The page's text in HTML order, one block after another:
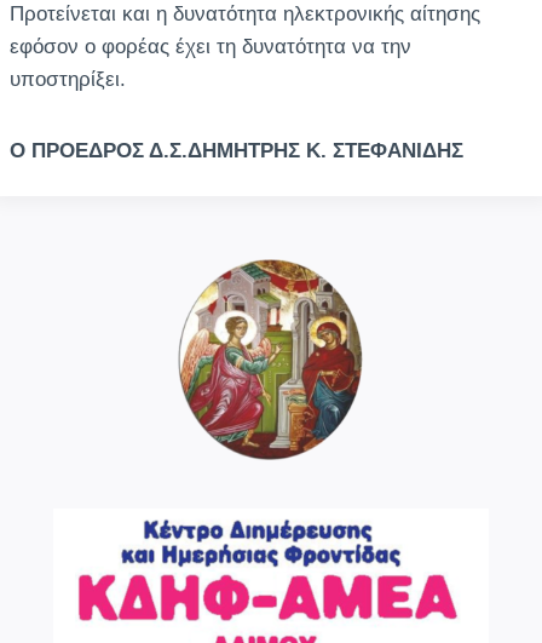
Προτείνεται και η δυνατότητα ηλεκτρονικής αίτησης
εφόσον ο φορέας έχει τη δυνατότητα να την
υποστηρίξει.
Ο ΠΡΟΕΔΡΟΣ Δ.Σ.ΔΗΜΗΤΡΗΣ Κ. ΣΤΕΦΑΝΙΔΗΣ